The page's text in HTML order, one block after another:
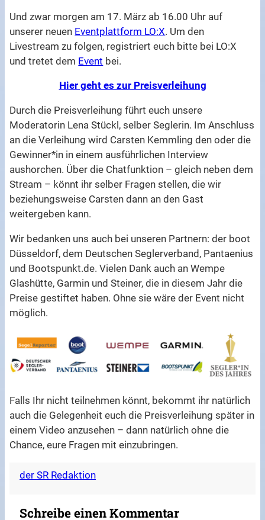
Und zwar morgen am 17. März ab 16.00 Uhr auf
unserer neuen Eventplattform LO:X. Um den
Livestream zu folgen, registriert euch bitte bei LO:X
und tretet dem Event bei.
Hier geht es zur Preisverleihung
Durch die Preisverleihung führt euch unsere
Moderatorin Lena Stückl, selber Seglerin. Im Anschluss
an die Verleihung wird Carsten Kemmling den oder die
Gewinner*in in einem ausführlichen Interview
aushorchen. Über die Chatfunktion – gleich neben dem
Stream – könnt ihr selber Fragen stellen, die wir
beziehungsweise Carsten dann an den Gast
weitergeben kann.
Wir bedanken uns auch bei unseren Partnern: der boot
Düsseldorf, dem Deutschen Seglerverband, Pantaenius
und Bootspunkt.de. Vielen Dank auch an Wempe
Glashütte, Garmin und Steiner, die in diesem Jahr die
Preise gestiftet haben. Ohne sie wäre der Event nicht
möglich.
Falls Ihr nicht teilnehmen könnt, bekommt ihr natürlich
auch die Gelegenheit euch die Preisverleihung später in
einem Video anzusehen – dann natürlich ohne die
Chance, eure Fragen mit einzubringen.
der SR Redaktion
Schreibe einen Kommentar